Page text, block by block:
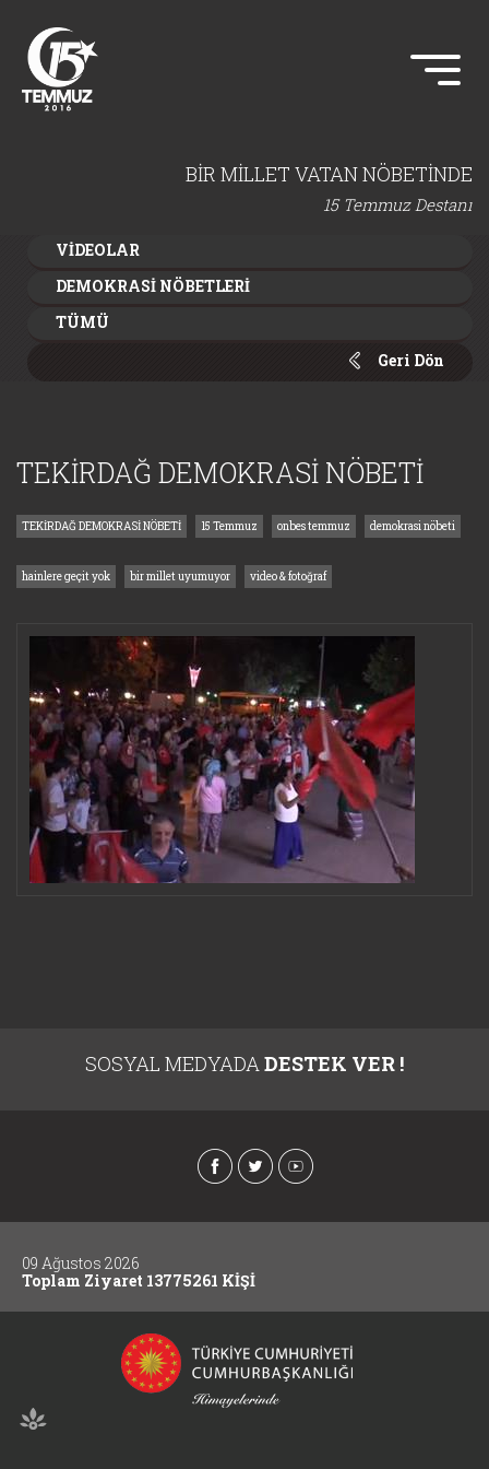
BİR MİLLET VATAN NÖBETİNDE
15 Temmuz Destanı
VİDEOLAR
DEMOKRASİ NÖBETLERİ
TÜMÜ
Geri Dön
TEKİRDAĞ DEMOKRASİ NÖBETİ
TEKİRDAĞ DEMOKRASİ NÖBETİ 15 Temmuz onbes temmuz demokrasi nöbeti
hainlere geçit yok bir millet uyumuyor video & fotoğraf
SOSYAL MEDYADADESTEK VER !
09 Ağustos 2026
Toplam Ziyaret 13775261 KİŞİ